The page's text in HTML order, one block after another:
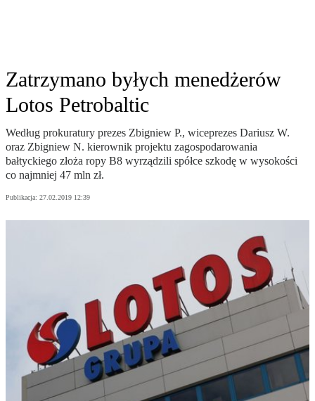
Zatrzymano byłych menedżerów
Lotos Petrobaltic
Według prokuratury prezes Zbigniew P., wiceprezes Dariusz W.
oraz Zbigniew N. kierownik projektu zagospodarowania
bałtyckiego złoża ropy B8 wyrządzili spółce szkodę w wysokości
co najmniej 47 mln zł.
Publikacja: 27.02.2019 12:39